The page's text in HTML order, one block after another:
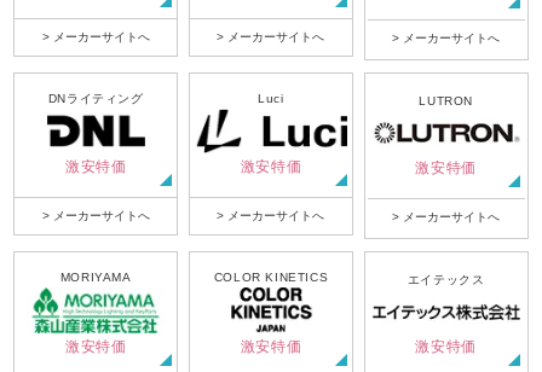
> メーカーサイトへ > メーカーサイトへ > メーカーサイトへ
DNライティング
激安特価
> メーカーサイトへ
Luci
激安特価
> メーカーサイトへ
LUTRON
激安特価
> メーカーサイトへ
MORIYAMA
激安特価
COLOR KINETICS
激安特価
エイテックス
激安特価